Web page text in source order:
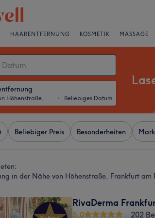
HAARENTFERNUNG KOSMETIK MASSAGE
in der Nähe von Höhenstraße, Frankfurt am Main ・ Beliebiges Datum
Beliebiger Preis Besonderheiten
in der Nähe von Höhenstraße, Frankfurt am
RivaDerma
5,0
202